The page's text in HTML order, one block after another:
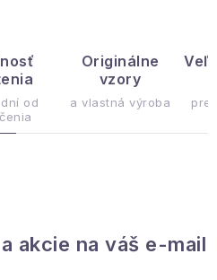
od
Originálne
vzory
a vlastná výroba pre
akcie na váš e-mail